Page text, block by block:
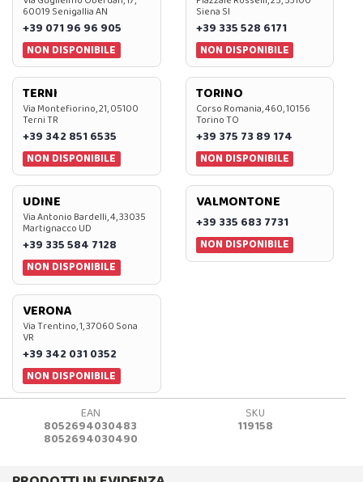
60019 Senigallia AN
+39 071 96 96 905
NON DISPONIBILE
Siena SI
+39 335 528 6171
NON DISPONIBILE
TERNI
Via Montefiorino, 21, 05100
Terni TR
+39 342 851 6535
NON DISPONIBILE
TORINO
Corso Romania, 460, 10156
Torino TO
+39 375 73 89 174
NON DISPONIBILE
UDINE
Via Antonio Bardelli, 4, 33035
Martignacco UD
+39 335 584 7128
NON DISPONIBILE
VALMONTONE
+39 335 683 7731
NON DISPONIBILE
VERONA
Via Trentino, 1, 37060 Sona
VR
+39 342 031 0352
NON DISPONIBILE
EAN
8052694030483
8052694030490
SKU
119158